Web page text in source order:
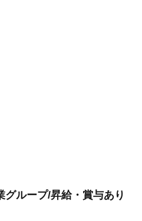
ループ/昇給・賞与あり